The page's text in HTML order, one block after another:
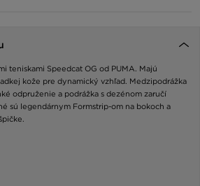
teniskami Speedcat OG od PUMA. Majú
kože pre dynamický vzhľad. Medzipodrážka
odpruženie a podrážka s dezénom zaručí
sú legendárnym Formstrip-om na bokoch a